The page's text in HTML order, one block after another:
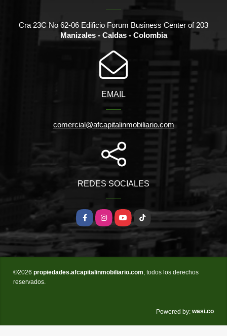
Cra 23C No 62-06 Edificio Forum Business Center of 203
Manizales - Caldas - Colombia
EMAIL
comercial@afcapitalinmobiliario.com
REDES SOCIALES
FacebookInstagramYouTubeTikTok
©2026 propiedades.afcapitalinmobiliario.com, todos los derechos
reservados.
Powered by: wasi.co